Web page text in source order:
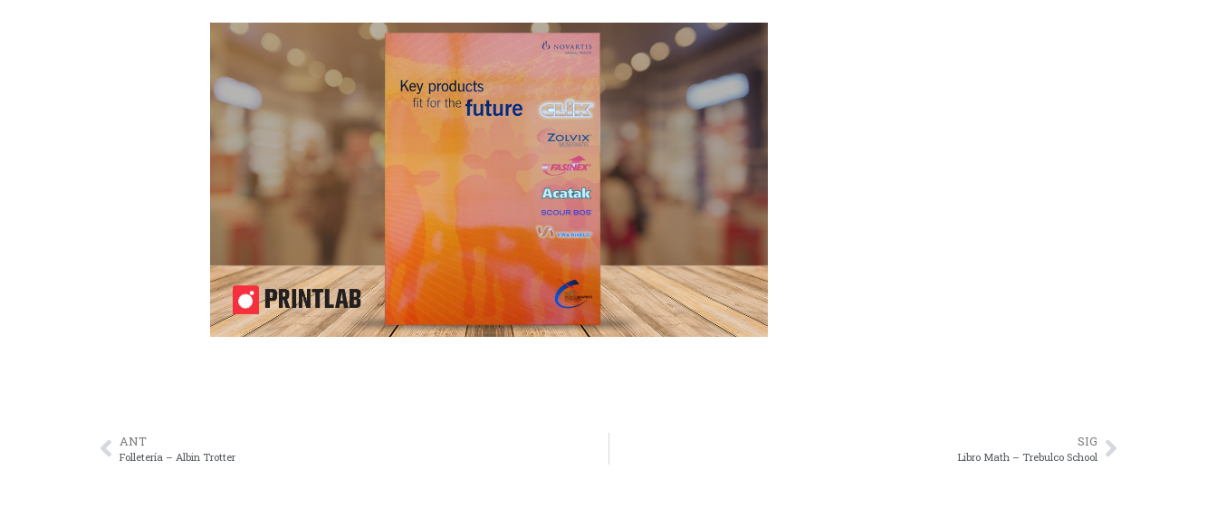
ANT
Folletería – Albin Trotter
SIG
Libro Math – Trebulco School